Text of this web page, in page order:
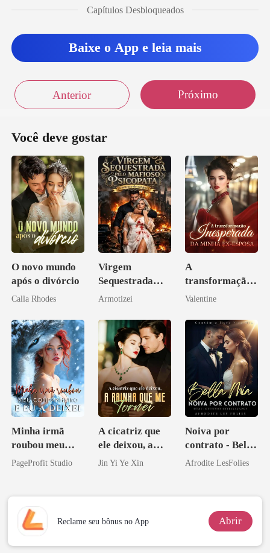
Capítulos Desbloqueados
Baixe o App e leia mais
Anterior Próximo
Você deve gostar
O novo mundo
após o divórcio
Calla Rhodes
Virgem
Sequestrada
pelo Mafioso
CONTRATO
DE SANGUE
Armotizei
A
transformação
inesperada da
esposa
Valentine
Minha irmã
roubou meu
companheiro e
PageProfit Studio
A cicatriz que
ele deixou, a
rainha que me
Jin Yi Ye Xin
Noiva por
contrato - Bella
Mia
Afrodite LesFolies
Reclame seu bônus no App Abrir